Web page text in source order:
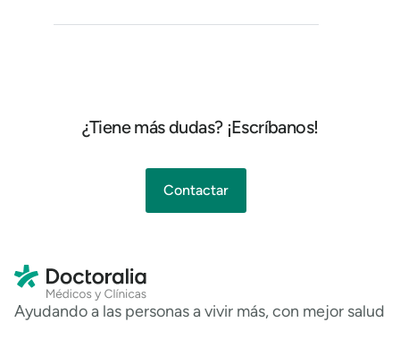
¿Tiene más dudas? ¡Escríbanos!
Contactar
Ayudando a las personas a vivir más, con mejor salud